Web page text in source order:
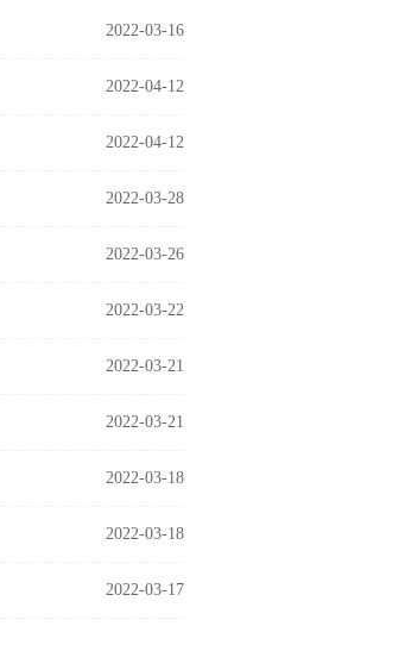
2022-03-16
2022-04-12
2022-04-12
2022-03-28
2022-03-26
2022-03-22
2022-03-21
2022-03-21
2022-03-18
2022-03-18
2022-03-17